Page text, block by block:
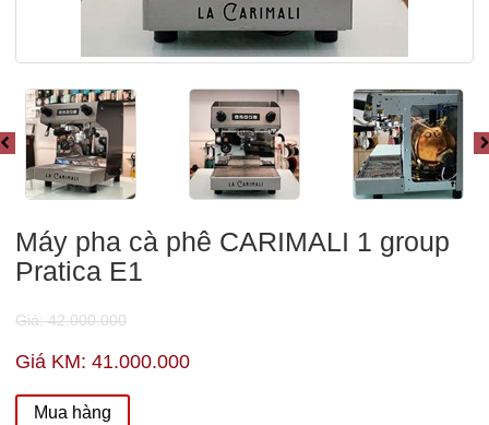
Máy pha cà phê CARIMALI 1 group
Pratica E1
Giá: 42.000.000
Giá KM: 41.000.000
Mua hàng